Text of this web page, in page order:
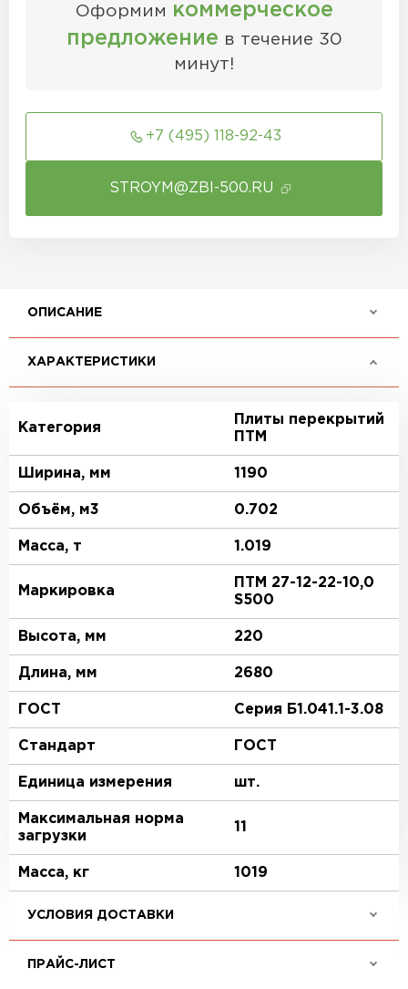
Оформим коммерческое
предложение в течение 30
минут!
+7 (495) 118-92-43
STROYM@ZBI-500.RU
ОПИСАНИЕ
ХАРАКТЕРИСТИКИ
Категория
Плиты перекрытий
ПТМ
Ширина, мм 1190
Объём, м3 0.702
Масса, т 1.019
Маркировка
ПТМ 27-12-22-10,0
S500
Высота, мм 220
Длина, мм 2680
ГОСТ Серия Б1.041.1-3.08
Стандарт ГОСТ
Единица измерения шт.
Максимальная норма
загрузки
11
Масса, кг 1019
УСЛОВИЯ ДОСТАВКИ
ПРАЙС-ЛИСТ